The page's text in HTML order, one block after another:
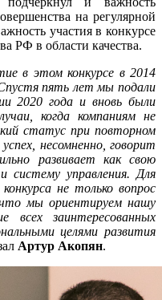
на регулярной
участия в конкурсе
РФ в области качества.
в этом конкурсе в 2014
пять лет мы подали
2020 года и вновь были
когда компаниям не
статус при повторном
несомненно, говорит
развивает как свою
систему управления. Для
не только вопрос
мы ориентируем нашу
всех заинтересованных
целями развития
Артур Акопян.